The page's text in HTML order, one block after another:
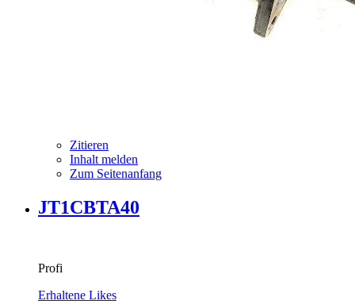
Zitieren
Inhalt melden
Zum Seitenanfang
JT1CBTA40
Profi
Erhaltene Likes